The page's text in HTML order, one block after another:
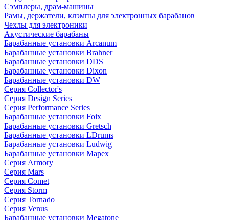
Сэмплеры, драм-машины
Рамы, держатели, клэмпы для электронных барабанов
Чехлы для электроники
Акустические барабаны
Барабанные установки Arcanum
Барабанные установки Brahner
Барабанные установки DDS
Барабанные установки Dixon
Барабанные установки DW
Серия Collector's
Серия Design Series
Серия Performance Series
Барабанные установки Foix
Барабанные установки Gretsch
Барабанные установки LDrums
Барабанные установки Ludwig
Барабанные установки Mapex
Серия Armory
Серия Mars
Серия Comet
Серия Storm
Серия Tornado
Серия Venus
Барабанные установки Megatone